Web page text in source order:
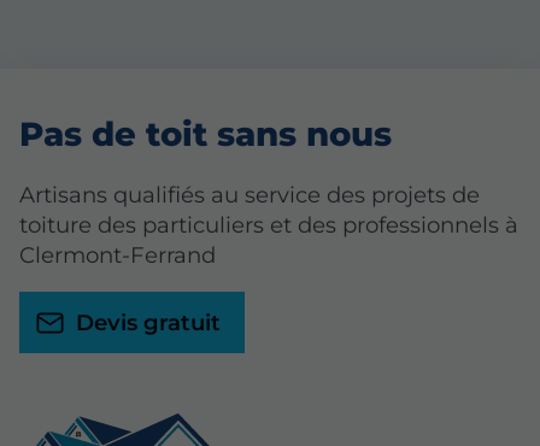
Pas de toit sans nous
Artisans qualifiés au service des projets de
toiture des particuliers et des professionnels à
Clermont-Ferrand
Devis gratuit